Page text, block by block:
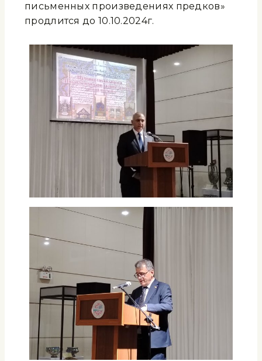
письменных произведениях предков»
продлится до 10.10.2024г.